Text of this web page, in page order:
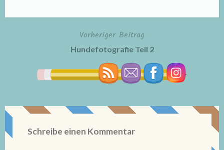
BeitragsnavigationVorheriger Beitrag
Hundefotografie Teil 2
Schreibe einen Kommentar